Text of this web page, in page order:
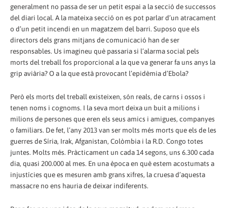
generalment no passa de ser un petit espai a la secció de successos
del diari local. A la mateixa secció on es pot parlar d’un atracament
o d’un petit incendi en un magatzem del barri. Suposo que els
directors dels grans mitjans de comunicació han de ser
responsables. Us imagineu què passaria si l’alarma social pels
morts del treball fos proporcional a la que va generar fa uns anys la
grip aviària? O a la que està provocant l’epidèmia d’Ebola?
Però els morts del treball existeixen, són reals, de carns i ossos i
tenen noms i cognoms. I la seva mort deixa un buit a milions i
milions de persones que eren els seus amics i amigues, companyes
o familiars. De fet, l’any 2013 van ser molts més morts que els de les
guerres de Síria, Irak, Afganistan, Colòmbia i la R.D. Congo totes
juntes. Molts més. Pràcticament un cada 14 segons, uns 6.300 cada
dia, quasi 200.000 al mes. En una època en què estem acostumats a
injustícies que es mesuren amb grans xifres, la cruesa d’aquesta
massacre no ens hauria de deixar indiferents.